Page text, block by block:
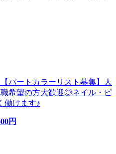
パートカラーリスト募集】人
希望の方大歓迎◎ネイル・ピ
働けます♪
円